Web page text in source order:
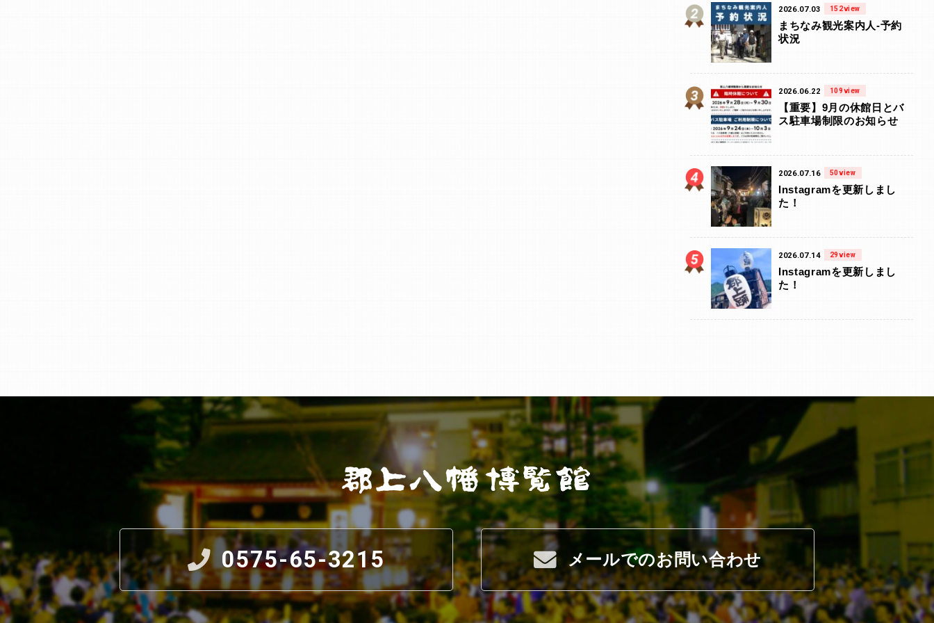
2026.07.03 152view
まちなみ観光案内人-予約
状況
2026.06.22 109view
【重要】9月の休館日とバ
ス駐車場制限のお知らせ
2026.07.16 50view
Instagramを更新しまし
た！
2026.07.14 29view
Instagramを更新しまし
た！
0575-65-3215 メールでのお問い合わせ